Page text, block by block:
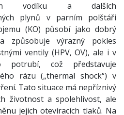
vodíku a dalších
plynů v parním polštáři
(KO) působí jako dobrý
způsobuje výrazný pokles
ventily (HPV, OV), ale i v
potrubí, což představuje
rázu („thermal shock“) v
Tato situace má nepříznivý
životnost a spolehlivost, ale
jejich otevíracích tlaků. Na